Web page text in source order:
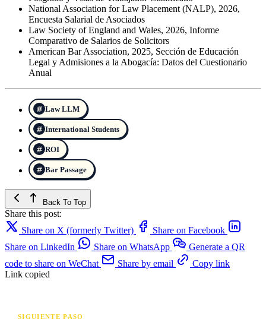
National Association for Law Placement (NALP), 2026,
Encuesta Salarial de Asociados
Law Society of England and Wales, 2026, Informe
Comparativo de Salarios de Solicitors
American Bar Association, 2025, Sección de Educación
Legal y Admisiones a la Abogacía: Datos del Cuestionario
Anual
Law LLM
International Students
ROI
Bar Passage
Back To Top
Share this post:
Share on X (formerly Twitter)
Share on Facebook
Share on LinkedIn
Share on WhatsApp
Generate a QR
code to share on WeChat
Share by email
Copy link
Link copied
SIGUIENTE PASO